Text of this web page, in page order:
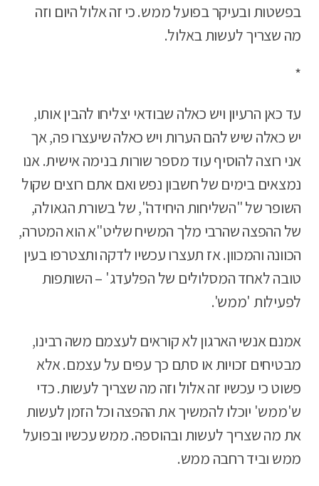
בפשטות ובעיקר בפועל ממש. כי זה אלול היום וזה
מה שצריך לעשות באלול.
*
עד כאן הרעיון ויש כאלה שבודאי יצליחו להבין אותו,
יש כאלה שיש להם הערות ויש כאלה שיעצרו פה, אך
אני רוצה להוסיף עוד מספר שורות בנימה אישית. אנו
נמצאים בימים של חשבון נפש ואם אתם רוצים שקול
השופר של "השליחות היחידה", של בשורת הגאולה,
של ההפצה שהרבי מלך המשיח שליט"א הוא המטרה,
הכוונה והמכוון. אז תעצרו עכשיו לדקה ותצטרפו בעין
טובה לאחד המסלולים של הפלעדג' – השותפות
לפעילות 'ממש'.
אמנם אנשי הארגון לא קוראים לעצמם משה רבינו,
מבטיחים זכויות או סתם כך עפים על עצמם. אלא
פשוט כי עכשיו זה אלול וזה מה שצריך לעשות. כדי
ש'ממש' יוכלו להמשיך את ההפצה וכל הזמן לעשות
את מה שצריך לעשות ובהוספה. ממש עכשיו ובפועל
ממש וביד רחבה ממש.